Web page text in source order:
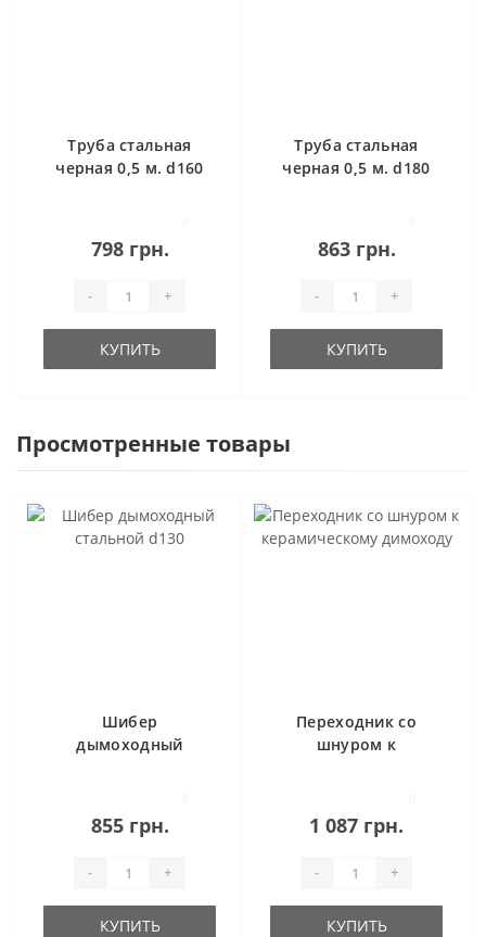
Труба стальная
черная 0,5 м. d160
798 грн.
- +
КУПИТЬ
Труба стальная
черная 0,5 м. d180
863 грн.
- +
КУПИТЬ
Просмотренные товары
Шибер
дымоходный
855 грн.
- +
КУПИТЬ
Переходник со
шнуром к
1 087 грн.
- +
КУПИТЬ